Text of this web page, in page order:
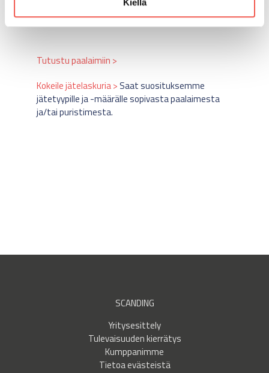
Kiellä
vieneet asioita eteenpäin.”
Tutustu paalaimiin >
Kokeile jätelaskuria >Saat suosituksemme
jätetyypille ja -määrälle sopivasta paalaimesta
ja/tai puristimesta.
SCANDING
Yritysesittely
Tulevaisuuden kierrätys
Kumppanimme
Tietoa evästeistä